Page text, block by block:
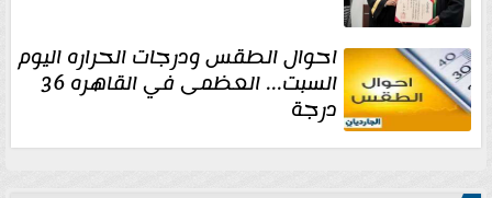
احوال الطقس ودرجات الحراره اليوم
السبت... العظمى في القاهره 36
درجة